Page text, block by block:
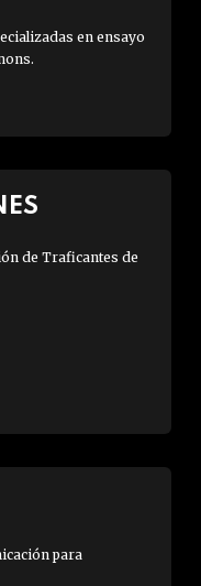
en ensayo
de Traficantes de
para